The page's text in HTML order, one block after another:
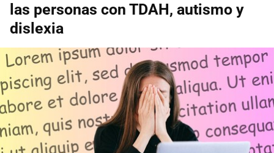
las personas con TDAH, autismo y
dislexia